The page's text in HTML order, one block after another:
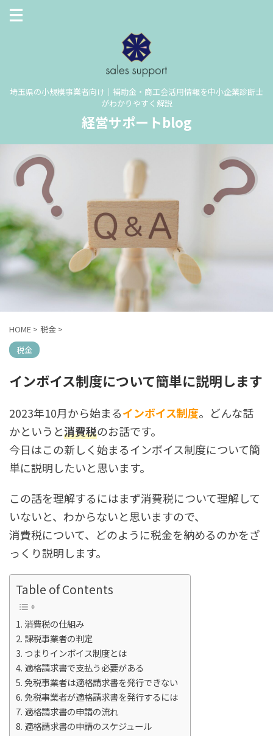
埼玉県の小規模事業者向け｜補助金・商工会活用情報を中小企業診断士
がわかりやすく解説
経営サポートblog
HOME > 税金 >
税金
インボイス制度について簡単に説明します
2023年10月から始まるインボイス制度。どんな話
かというと消費税のお話です。
今日はこの新しく始まるインボイス制度について簡
単に説明したいと思います。
この話を理解するにはまず消費税について理解して
いないと、わからないと思いますので、
消費税について、どのように税金を納めるのかをざ
っくり説明します。
Table of Contents
消費税の仕組み
課税事業者の判定
つまりインボイス制度とは
適格請求書で支払う必要がある
免税事業者は適格請求書を発行できない
免税事業者が適格請求書を発行するには
適格請求書の申請の流れ
適格請求書の申請のスケジュール